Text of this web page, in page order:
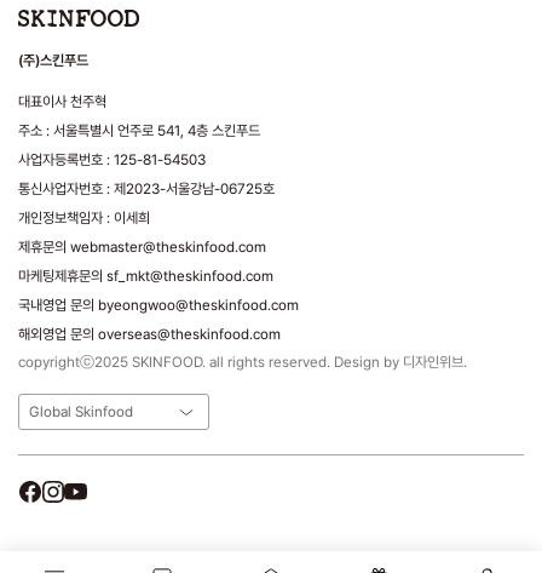
(주)스킨푸드
대표이사 천주혁
주소 : 서울특별시 언주로 541, 4층 스킨푸드
사업자등록번호 : 125-81-54503
통신사업자번호 : 제2023-서울강남-06725호
개인정보책임자 : 이세희
제휴문의 webmaster@theskinfood.com
마케팅제휴문의 sf_mkt@theskinfood.com
국내영업 문의 byeongwoo@theskinfood.com
해외영업 문의 overseas@theskinfood.com
copyrightⓒ2025 SKINFOOD. all rights reserved. Design by 디자인위브.
Global Skinfood